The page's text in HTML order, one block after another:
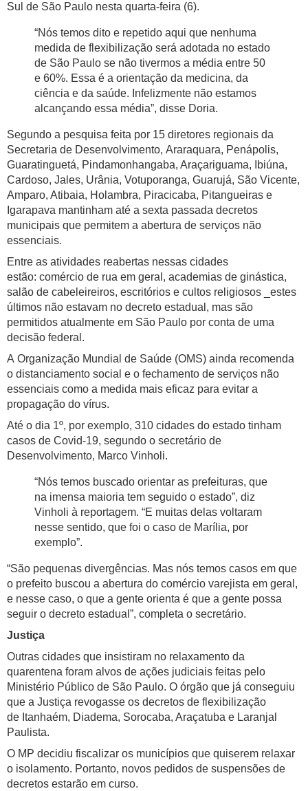
Sul de São Paulo nesta quarta-feira (6).
“Nós temos dito e repetido aqui que nenhuma
medida de flexibilização será adotada no estado
de São Paulo se não tivermos a média entre 50
e 60%. Essa é a orientação da medicina, da
ciência e da saúde. Infelizmente não estamos
alcançando essa média”, disse Doria.
Segundo a pesquisa feita por 15 diretores regionais da
Secretaria de Desenvolvimento, Araraquara, Penápolis,
Guaratinguetá, Pindamonhangaba, Araçariguama, Ibiúna,
Cardoso, Jales, Urânia, Votuporanga, Guarujá, São Vicente,
Amparo, Atibaia, Holambra, Piracicaba, Pitangueiras e
Igarapava mantinham até a sexta passada decretos
municipais que permitem a abertura de serviços não
essenciais.
Entre as atividades reabertas nessas cidades
estão: comércio de rua em geral, academias de ginástica,
salão de cabeleireiros, escritórios e cultos religiosos _estes
últimos não estavam no decreto estadual, mas são
permitidos atualmente em São Paulo por conta de uma
decisão federal.
A Organização Mundial de Saúde (OMS) ainda recomenda
o distanciamento social e o fechamento de serviços não
essenciais como a medida mais eficaz para evitar a
propagação do vírus.
Até o dia 1º, por exemplo, 310 cidades do estado tinham
casos de Covid-19, segundo o secretário de
Desenvolvimento, Marco Vinholi.
“Nós temos buscado orientar as prefeituras, que
na imensa maioria tem seguido o estado”, diz
Vinholi à reportagem. “E muitas delas voltaram
nesse sentido, que foi o caso de Marília, por
exemplo”.
“São pequenas divergências. Mas nós temos casos em que
o prefeito buscou a abertura do comércio varejista em geral,
e nesse caso, o que a gente orienta é que a gente possa
seguir o decreto estadual”, completa o secretário.
Justiça
Outras cidades que insistiram no relaxamento da
quarentena foram alvos de ações judiciais feitas pelo
Ministério Público de São Paulo. O órgão que já conseguiu
que a Justiça revogasse os decretos de flexibilização
de Itanhaém, Diadema, Sorocaba, Araçatuba e Laranjal
Paulista.
O MP decidiu fiscalizar os municípios que quiserem relaxar
o isolamento. Portanto, novos pedidos de suspensões de
decretos estarão em curso.